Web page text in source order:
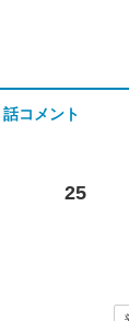
話コメント
25